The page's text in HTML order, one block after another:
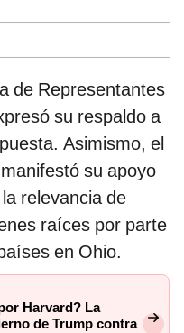
de Representantes
su respaldo a
Asimismo, el
su apoyo
relevancia de
raíces por parte
en Ohio.
Harvard? La
de Trump contra